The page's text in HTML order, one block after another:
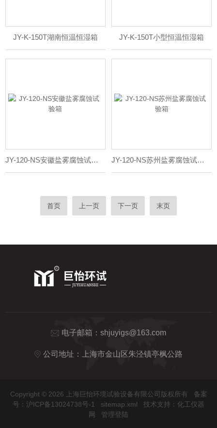
JY-K-150T湖南恒温恒湿箱 JY-K-150T小型恒温恒湿箱
JY-120-NS安徽盐雾腐蚀试验箱 JY-120-NS苏州盐雾腐蚀试验箱
首页 上一页 下一页 末页
电子邮箱： shjuyigs@163.com
公司地址：上海市金山区朱泾镇亭枫公路
Copyright © 2026 上海巨怡环境试验设备有限公司版权所有 备案
号：沪ICP备13024738号-1
sitemap.xml 技术支持： 化工仪器
网
管理登陆